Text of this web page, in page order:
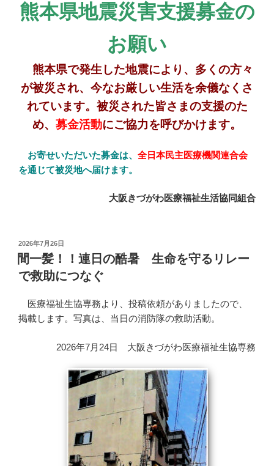
熊本県地震災害支援募金の
お願い
熊本県で発生した地震により、 多くの方々
が被災され、今なお厳しい生活を余儀なくさ
れています。被災された皆さまの支援のた
め、 募金活動にご協力を呼びかけます。
お寄せいただいた募金は、 全日本民主医療機関連合会
を通じて被災地へ届けます。
大阪きづがわ医療福祉生活協同組合
投
稿
日:
2026年7月26日
間一髪！！連日の酷暑 生命を守るリレー
で救助につなぐ
医療福祉生協専務より、投稿依頼がありましたので、
掲載します。写真は、当日の消防隊の救助活動。
2026年7月24日 大阪きづがわ医療福祉生協専務